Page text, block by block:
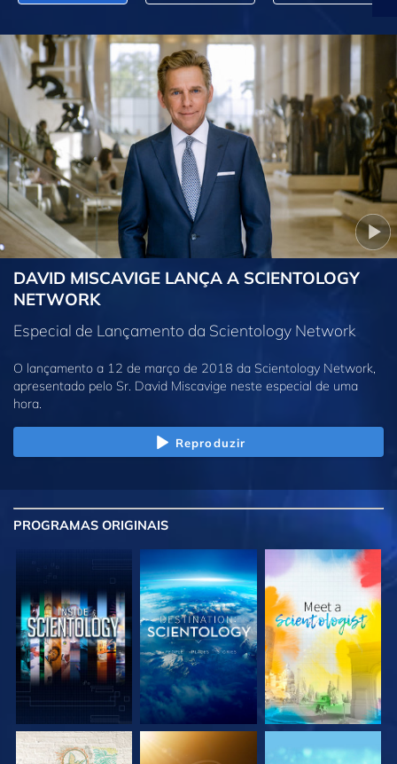
DAVID MISCAVIGE LANÇA A SCIENTOLOGY
NETWORK
Especial de Lançamento da Scientology Network
O lançamento a 12 de março de 2018 da Scientology Network,
apresentado pelo Sr. David Miscavige neste especial de uma
hora.
Reproduzir
PROGRAMAS ORIGINAIS